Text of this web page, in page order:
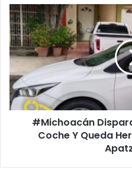
#Michoacán
Disparan
A
Un
Hombre
En
Su
Coche
Y
Queda
En
#Michoacán
Coche Y Queda